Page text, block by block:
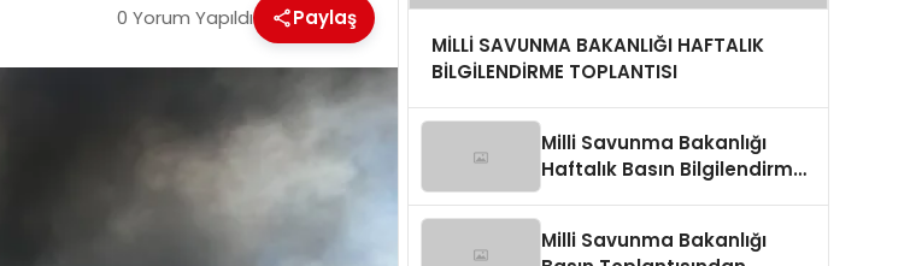
0 Yorum Yapıldı Paylaş
MİLLİ SAVUNMA BAKANLIĞI HAFTALIK
BİLGİLENDİRME TOPLANTISI
Milli Savunma Bakanlığı
Haftalık Basın Bilgilendirme
Milli Savunma Bakanlığı